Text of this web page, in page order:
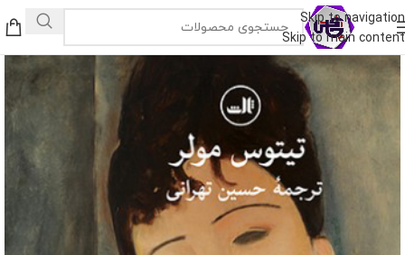
Skip to navigation
Skip to main content